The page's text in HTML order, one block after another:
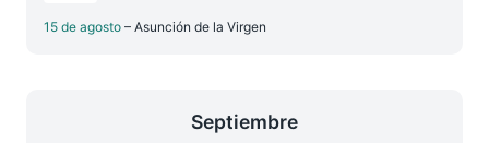
15 de agosto – Asunción de la Virgen
Septiembre